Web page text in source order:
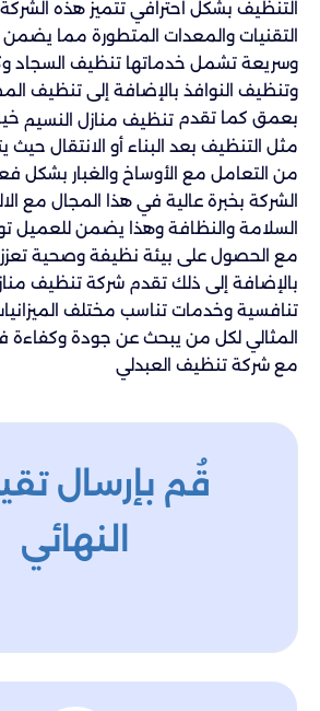
التنظيف بشكل احترافي تتميز هذه
التقنيات والمعدات المتطورة مما يضمن
وسريعة تشمل خدماتها تنظيف السجاد
وتنظيف النوافذ بالإضافة إلى تنظيف
بعمق كما تقدمتنظيف منازل النسيم
مثل التنظيف بعد البناء أو الانتقال حيث
من التعامل مع الأوساخ والغبار بشكل
الشركة بخبرة عالية في هذا المجال مع
السلامة والنظافة وهذا يضمن للعميل
مع الحصول على بيئة نظيفة وصحية تعزز
بالإضافة إلى ذلك تقدم شركة تنظيف
تنافسية وخدمات تناسب مختلف الميزانيات
المثالي لكل من يبحث عن جودة وكفاءة
مع شركة تنظيف العبدلي
قُم بإرسال
النهائي